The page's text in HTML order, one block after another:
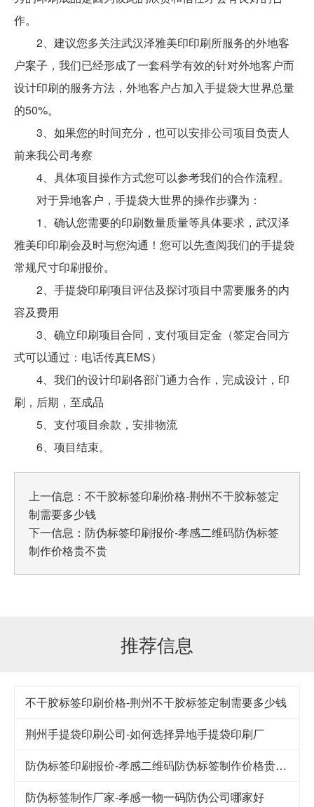
作。
2、建议您多关注武汉泽雅美印印刷所服务的外地客
户案子，我们已经形成了一套科学有效的针对外地客户而
设计印刷的服务方法，外地客户占加入手提袋大世界总量
的50%。
3、如果您的时间充分，也可以安排公司项目负责人
前来我公司考察
4、具体项目操作方式您可以参考我们的合作流程。
对于异地客户，手提袋大世界的操作步骤为：
1、确认您需要的印刷数量质量等具体要求，武汉泽
雅美印印刷会及时与您沟通！您可以先查阅我们的手提袋
常规尺寸印刷报价。
2、手提袋印刷项目评估及探讨项目中需要服务的内
容及费用
3、确立印刷项目合同，支付项目定金（签定合同方
式可以通过：电话传真EMS）
4、我们的设计印刷各部门通力合作，完成设计，印
刷，后期，至成品
5、支付项目余款，安排物流
6、项目结束。
上一信息： 不干胶标签印刷价格-荆州不干胶标签定
制需要多少钱
下一信息： 防伪标签印刷报价-孝感二维码防伪标签
制作价格贵不贵
推荐信息
不干胶标签印刷价格-荆州不干胶标签定制需要多少钱
荆州手提袋印刷公司-如何选择异地手提袋印刷厂
防伪标签印刷报价-孝感二维码防伪标签制作价格贵不贵
防伪标签制作厂家-孝感一物一码防伪公司哪家好